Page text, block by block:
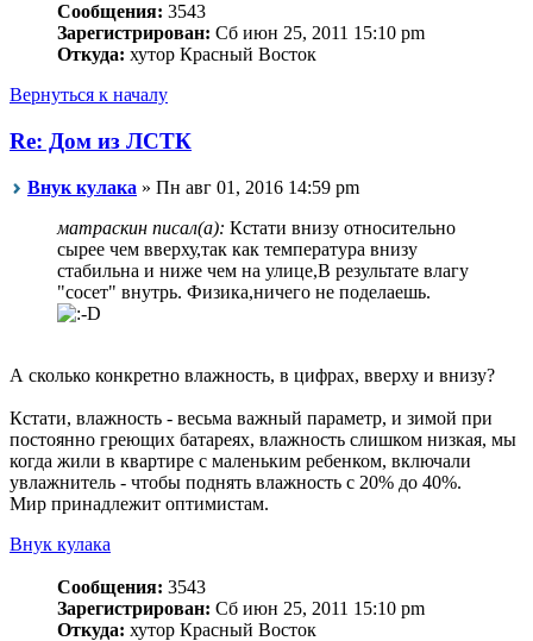
Сообщения: 3543
Зарегистрирован: Сб июн 25, 2011 15:10 pm
Откуда: хутор Красный Восток
Вернуться к началу
Re: Дом из ЛСТК
Внук кулака » Пн авг 01, 2016 14:59 pm
матраскин писал(а): Кстати внизу относительно
сырее чем вверху,так как температура внизу
стабильна и ниже чем на улице,В результате влагу
"сосет" внутрь. Физика,ничего не поделаешь.
А сколько конкретно влажность, в цифрах, вверху и внизу?
Кстати, влажность - весьма важный параметр, и зимой при
постоянно греющих батареях, влажность слишком низкая, мы
когда жили в квартире с маленьким ребенком, включали
увлажнитель - чтобы поднять влажность с 20% до 40%.
Мир принадлежит оптимистам.
Внук кулака
Сообщения: 3543
Зарегистрирован: Сб июн 25, 2011 15:10 pm
Откуда: хутор Красный Восток